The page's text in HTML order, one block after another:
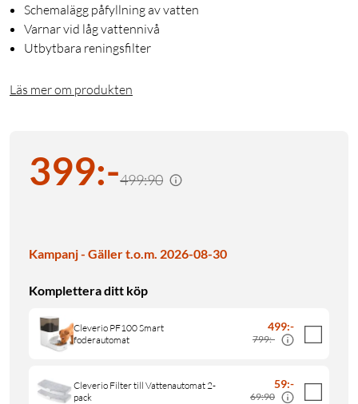
Schemalägg påfyllning av vatten
Varnar vid låg vattennivå
Utbytbara reningsfilter
Läs mer om produkten
399:-499:90
Kampanj - Gäller t.o.m. 2026-08-30
Komplettera ditt köp
Cleverio PF100 Smart
foderautomat
499:-
799:-
Cleverio Filter till Vattenautomat 2-
pack
59:-
69:90